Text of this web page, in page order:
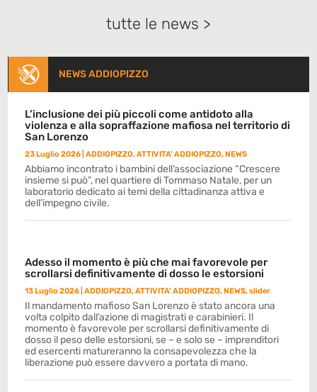
tutte le news >
NEWS ADDIOPIZZO
L’inclusione dei più piccoli come antidoto alla
violenza e alla sopraffazione mafiosa nel territorio di
San Lorenzo
23 Luglio 2026 |ADDIOPIZZO,ATTIVITA' ADDIOPIZZO,NEWS
Abbiamo incontrato i bambini dell’associazione “Crescere
insieme si può”, nel quartiere di Tommaso Natale, per un
laboratorio dedicato ai temi della cittadinanza attiva e
dell’impegno civile.
Adesso il momento è più che mai favorevole per
scrollarsi definitivamente di dosso le estorsioni
13 Luglio 2026 |ADDIOPIZZO,ATTIVITA' ADDIOPIZZO,NEWS,slider
Il mandamento mafioso San Lorenzo è stato ancora una
volta colpito dall’azione di magistrati e carabinieri. Il
momento è favorevole per scrollarsi definitivamente di
dosso il peso delle estorsioni, se – e solo se – imprenditori
ed esercenti matureranno la consapevolezza che la
liberazione può essere davvero a portata di mano.